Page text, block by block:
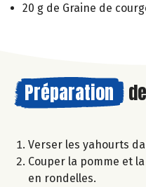
20 g de Graine de
Préparation
Verser les yahourts
Couper la pomme et
en rondelles.